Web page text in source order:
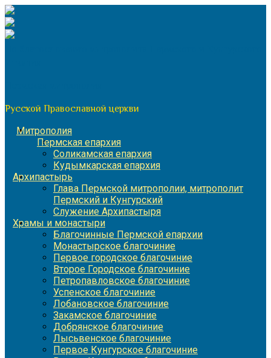
Перейти
к
содержимому
Русской Православной церкви
Митрополия
Пермская епархия
Соликамская епархия
Кудымкарская епархия
Архипастырь
Глава Пермской митрополии, митрополит
Пермский и Кунгурский
Служение Архипастыря
Храмы и монастыри
Благочинные Пермской епархии
Монастырское благочиние
Первое городское благочиние
Второе Городское благочиние
Петропавловское благочиние
Успенское благочиние
Лобановское благочиние
Закамское благочиние
Добрянское благочиние
Лысьвенское благочиние
Первое Кунгурское благочиние